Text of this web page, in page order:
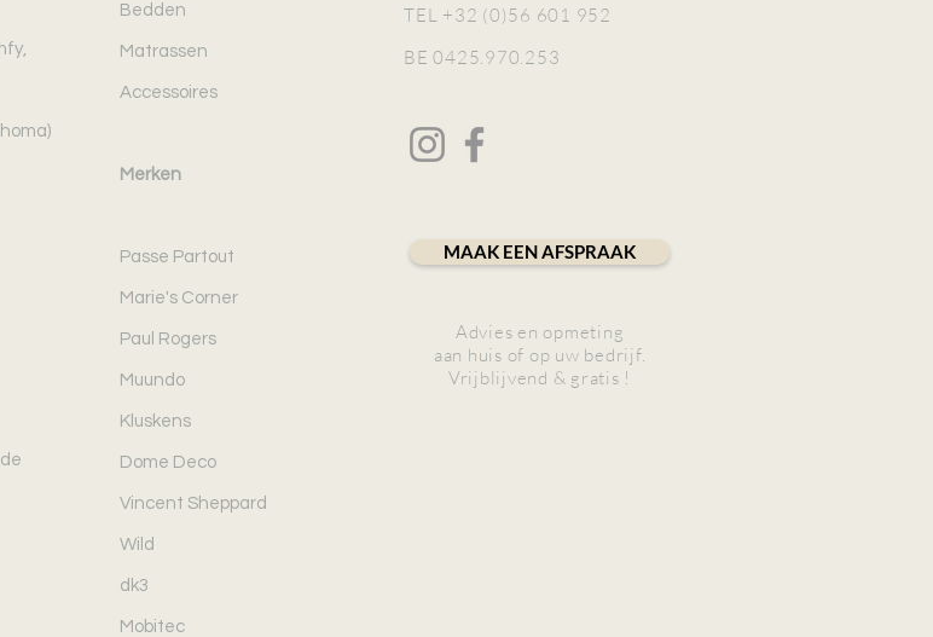
Bedden
Matrassen
Accessoires
Merken
Passe Partout
Marie's Corner
Paul Rogers
Muundo
Kluskens
Dome Deco
Vincent Sheppard
Wild
dk3
Mobitec
TEL +32 (0)56 601 952
BE 0425.970.253
MAAK EEN AFSPRAAK
Advies en opmeting
aan huis of op uw bedrijf.
Vrijblijvend & gratis !